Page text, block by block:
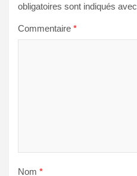
obligatoires sont indiqués avec
Commentaire *
Nom *